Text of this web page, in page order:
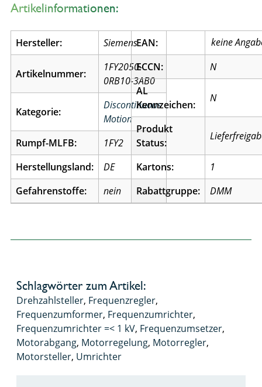
Artikelinformationen:
Hersteller: Siemens
Artikelnummer:
1FY2050-
0RB10-3AB0
Kategorie:
Discontinuous
Motion
Rumpf-MLFB:
1FY2
Herstellungsland:
DE
Gefahrenstoffe:
nein
EAN:
ECCN:
N
AL
Kennzeichen:
N
Produkt
Status:
Kartons:
1
Rabattgruppe:
DMM
Schlagwörter zum Artikel:
Drehzahlsteller, Frequenzregler,
Frequenzumformer, Frequenzumrichter,
Frequenzumrichter =< 1 kV, Frequenzumsetzer,
Motorabgang, Motorregelung, Motorregler,
Motorsteller, Umrichter